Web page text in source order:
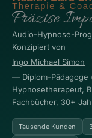
Audio-Hypnose-
Konzipiert von
Ingo Michael Simon
— Diplom-Pädagoge
Hypnosetherapeut,
Fachbücher, 30+
Tausende Kunden